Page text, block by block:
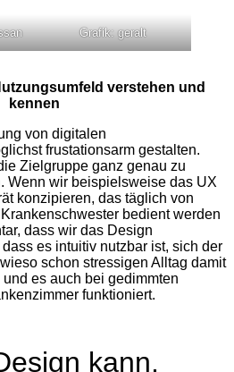
Grafik: geralt
verstehen und
kennen
von digitalen
frustationsarm gestalten.
Zielgruppe ganz genau zu
Wenn wir beispielsweise das UX
konzipieren, das täglich von
bedient werden
dass wir das Design
es intuitiv nutzbar ist, sich der
schon stressigen Alltag damit
es auch bei gedimmten
funktioniert.
kann,